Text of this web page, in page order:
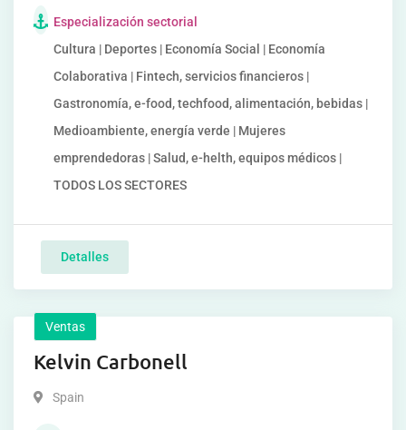
Especialización sectorial
Cultura | Deportes | Economía Social | Economía
Colaborativa | Fintech, servicios financieros |
Gastronomía, e-food, techfood, alimentación, bebidas |
Medioambiente, energía verde | Mujeres
emprendedoras | Salud, e-helth, equipos médicos |
TODOS LOS SECTORES
Detalles
Ventas
Kelvin Carbonell
Spain